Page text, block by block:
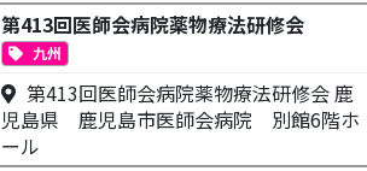
第413回医師会病院薬物療法研修会
九州
第413回医師会病院薬物療法研修会 鹿
児島県 鹿児島市医師会病院 別館6階ホ
ール